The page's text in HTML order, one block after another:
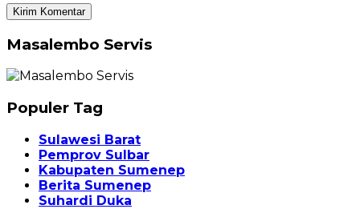
Masalembo Servis
Populer Tag
Sulawesi Barat
Pemprov Sulbar
Kabupaten Sumenep
Berita Sumenep
Suhardi Duka